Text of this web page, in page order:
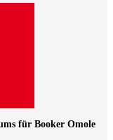
für Booker Omole